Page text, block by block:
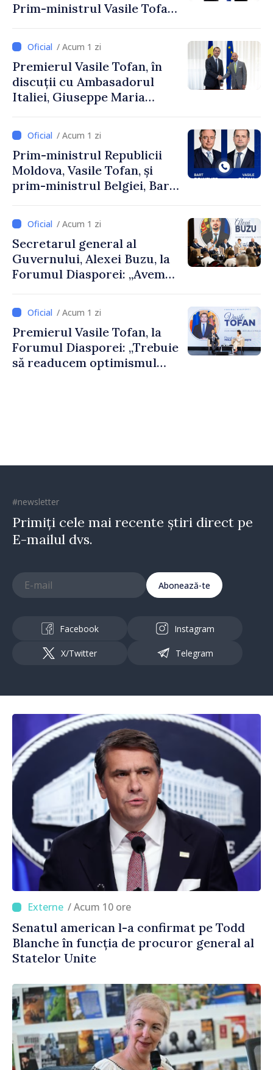
Prim-ministrul Vasile Tofan
Uygar Mustafa Sertel
/ Acum 1 zi
Premierul Vasile Tofan, în
discuții cu Ambasadorul
Italiei, Giuseppe Maria
/ Acum 1 zi
Prim-ministrul Republicii
Moldova, Vasile Tofan, și
prim-ministrul Belgiei, Bart
despre parcursul european
al Republicii Moldova.
/ Acum 1 zi
Secretarul general al
Guvernului, Alexei Buzu, la
Forumul Diasporei: „Avem
dumneavoastră pentru a
construi comunități mai
puternice”
/ Acum 1 zi
Premierul Vasile Tofan, la
Forumul Diasporei: „Trebuie
să readucem optimismul
#newsletter
Primiți cele mai recente știri direct pe
E-mailul dvs.
Abonează-te
Facebook Instagram
X/Twitter Telegram
/ Acum 10 ore
Senatul american l-a confirmat pe Todd
Blanche în funcția de procuror general al
Statelor Unite